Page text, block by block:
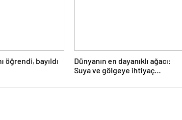
öğrendi, bayıldı
Dünyanın en dayanıklı ağacı:
Suya ve gölgeye ihtiyaç
veriyor!